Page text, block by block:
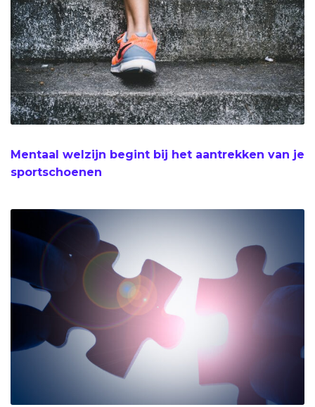
Mentaal welzijn begint bij het aantrekken van je
sportschoenen